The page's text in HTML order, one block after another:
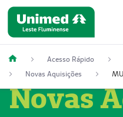
Acesso Rápido
Novas Aquisições
Novas